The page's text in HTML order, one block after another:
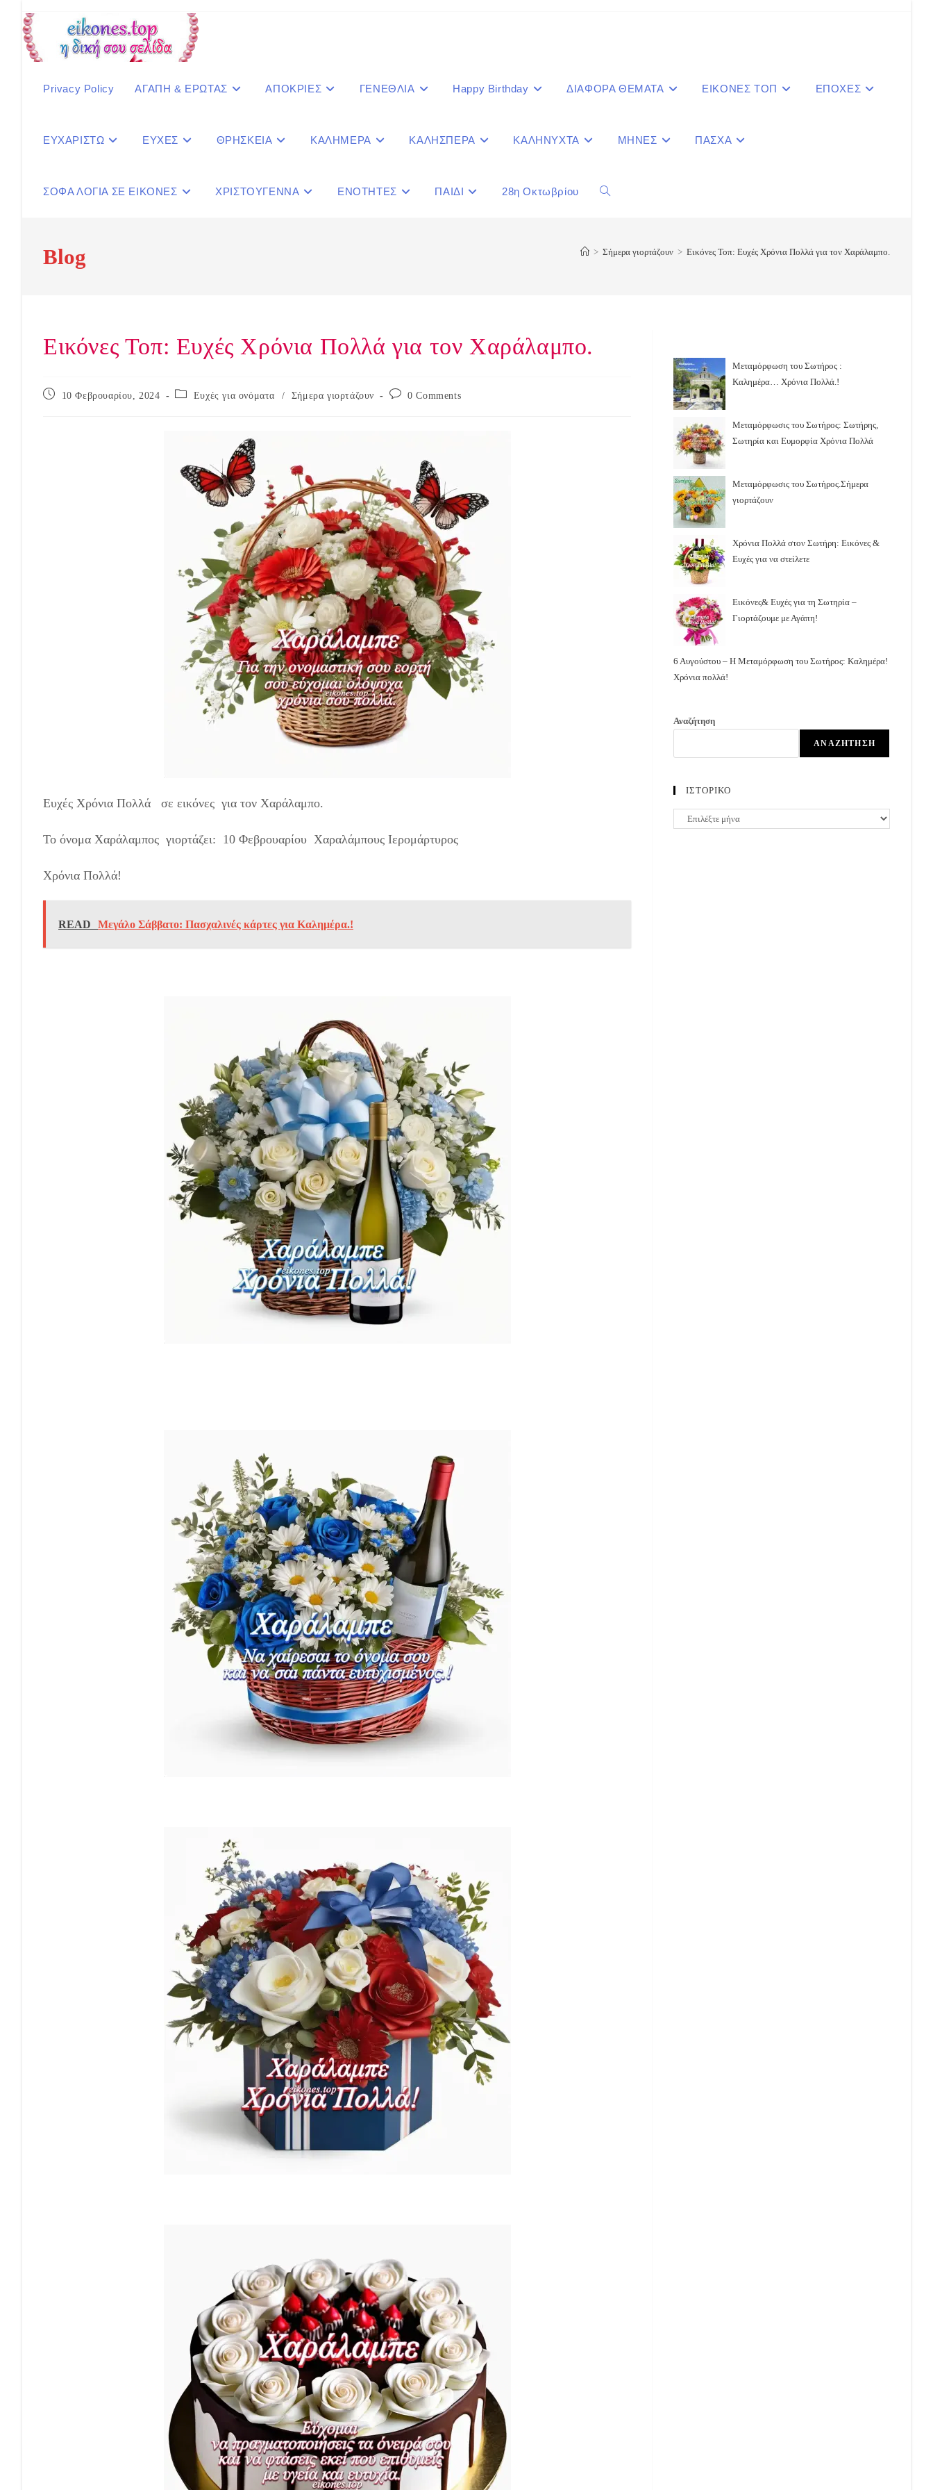
content
Privacy Policy ΑΓΑΠΗ & ΕΡΩΤΑΣ ΑΠΟΚΡΙΕΣ ΓΕΝΕΘΛΙΑ Happy Birthday ΔΙΑΦΟΡΑ ΘΕΜΑΤΑ ΕΙΚΟΝΕΣ ΤΟΠ ΕΠΟΧΕΣ
ΕΥΧΑΡΙΣΤΩ ΕΥΧΕΣ ΘΡΗΣΚΕΙΑ ΚΑΛΗΜΕΡΑ ΚΑΛΗΣΠΕΡΑ ΚΑΛΗΝΥΧΤΑ ΜΗΝΕΣ ΠΑΣΧΑ
ΣΟΦΑ ΛΟΓΙΑ ΣΕ ΕΙΚΟΝΕΣ ΧΡΙΣΤΟΥΓΕΝΝΑ ΕΝΟΤΗΤΕΣ ΠΑΙΔΙ 28η Οκτωβρίου Toggle
Blog > Σήμερα γιορτάζουν > Εικόνες Τοπ: Ευχές Χρόνια Πολλά για τον Χαράλαμπο.
Εικόνες Τοπ: Ευχές Χρόνια Πολλά για τον Χαράλαμπο.
Post
10 Φεβρουαρίου, 2024
Post Ευχές για ονόματα / Σήμερα γιορτάζουν
Post 0 Comments
Ευχές Χρόνια Πολλά σε εικόνες για τον Χαράλαμπο.
Το όνομα Χαράλαμπος γιορτάζει: 10 Φεβρουαρίου Χαραλάμπους Ιερομάρτυρος
Χρόνια Πολλά!
READ Μεγάλο Σάββατο: Πασχαλινές κάρτες για Καλημέρα.!
Μεταμόρφωση του Σωτήρος :
Καλημέρα… Χρόνια Πολλά.!
Μεταμόρφωσις του Σωτήρος: Σωτήρης,
Σωτηρία και Ευμορφία Χρόνια Πολλά
Μεταμόρφωσις του Σωτήρος.Σήμερα
γιορτάζουν
Χρόνια Πολλά στον Σωτήρη: Εικόνες &
Ευχές για να στείλετε
Εικόνες& Ευχές για τη Σωτηρία –
Γιορτάζουμε με Αγάπη!
6 Αυγούστου – Η Μεταμόρφωση του Σωτήρος: Καλημέρα!
Χρόνια πολλά!
Αναζήτηση
ΑΝΑΖΉΤΗΣΗ
ΙΣΤΟΡΙΚΟ
ΙΣΤΟΡΙΚΟ